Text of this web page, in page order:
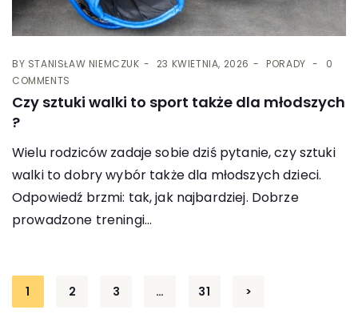
BY STANISŁAW NIEMCZUK 23 KWIETNIA, 2026 PORADY
0
COMMENTS
Czy sztuki walki to sport także dla młodszych
?
Wielu rodziców zadaje sobie dziś pytanie, czy sztuki
walki to dobry wybór także dla młodszych dzieci.
Odpowiedź brzmi: tak, jak najbardziej. Dobrze
prowadzone treningi...
Stronicowanie
1 2 3 … 31 >